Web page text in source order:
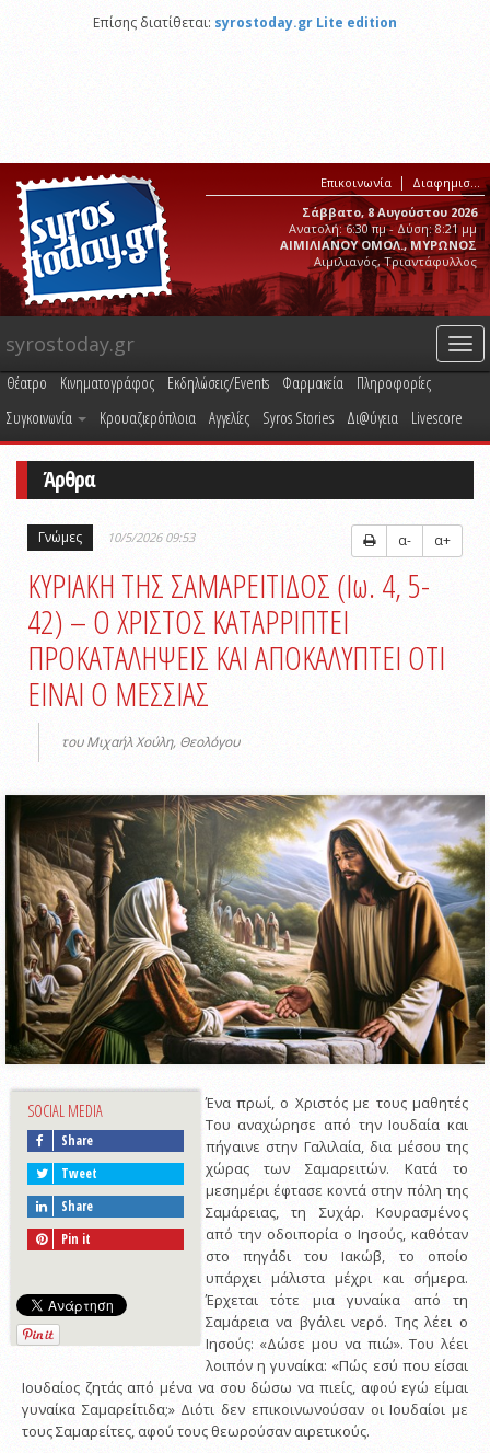
Επίσης διατίθεται: syrostoday.gr Lite edition
Επικοινωνία
Διαφημιστείτε στο syrostoday.gr
Σάββατο, 8 Αυγούστου 2026
Ανατολή: 6:30 πμ - Δύση: 8:21 μμ
ΑΙΜΙΛΙΑΝΟΥ ΟΜΟΛ., ΜΥΡΩΝΟΣ
Αιμιλιανός, Τριαντάφυλλος
syrostoday.gr
Θέατρο Κινηματογράφος Εκδηλώσεις/Events Φαρμακεία
Πληροφορίες
Συγκοινωνία
Κρουαζιερόπλοια Αγγελίες Syros Stories Δι@ύγεια Livescore
Άρθρα
Γνώμες 10/5/2026 09:53 α- α+
ΚΥΡΙΑΚΗ ΤΗΣ ΣΑΜΑΡΕΙΤΙΔΟΣ (Ιω. 4, 5-
42) – Ο ΧΡΙΣΤΟΣ ΚΑΤΑΡΡΙΠΤΕΙ
ΠΡΟΚΑΤΑΛΗΨΕΙΣ ΚΑΙ ΑΠΟΚΑΛΥΠΤΕΙ ΟΤΙ
ΕΙΝΑΙ Ο ΜΕΣΣΙΑΣ
του Μιχαήλ Χούλη, Θεολόγου
SOCIAL MEDIA
Share
Tweet
Share
Pin it
Ένα πρωί, ο Χριστός με τους μαθητές
Του αναχώρησε από την Ιουδαία και
πήγαινε στην Γαλιλαία, δια μέσου της
χώρας των Σαμαρειτών. Κατά το
μεσημέρι έφτασε κοντά στην πόλη της
Σαμάρειας, τη Συχάρ. Κουρασμένος
από την οδοιπορία ο Ιησούς, καθόταν
στο πηγάδι του Ιακώβ, το οποίο
υπάρχει μάλιστα μέχρι και σήμερα.
Έρχεται τότε μια γυναίκα από τη
Σαμάρεια να βγάλει νερό. Της λέει ο
Ιησούς: «Δώσε μου να πιώ». Του λέει
λοιπόν η γυναίκα: «Πώς εσύ που είσαι
Ιουδαίος ζητάς από μένα να σου δώσω να πιείς, αφού εγώ είμαι
γυναίκα Σαμαρείτιδα;» Διότι δεν επικοινωνούσαν οι Ιουδαίοι με
τους Σαμαρείτες, αφού τους θεωρούσαν αιρετικούς.